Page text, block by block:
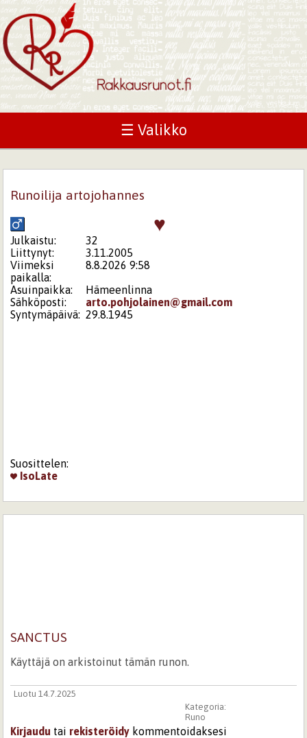
☰ Valikko
Runoilija artojohannes
♥
Julkaistu:
32
Liittynyt:
3.11.2005
Viimeksi
paikalla:
8.8.2026 9:58
Asuinpaikka:
Hämeenlinna
Sähköposti:
arto.pohjolainen@gmail.com
Syntymäpäivä: 29.8.1945
Suosittelen:
IsoLate
SANCTUS
Käyttäjä on arkistoinut tämän runon.
Luotu 14.7.2025
Kategoria:
Runo
Kirjaudu tai rekisteröidy kommentoidaksesi